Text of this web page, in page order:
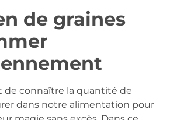
de graines
de connaître la quantité de
dans notre alimentation pour